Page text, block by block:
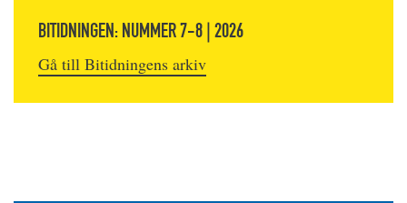
BITIDNINGEN: NUMMER 7-8 | 2026
Gå till Bitidningens arkiv